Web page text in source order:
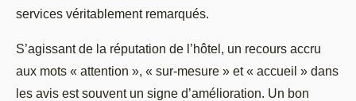
services véritablement remarqués.
S’agissant de la réputation de l’hôtel, un recours accru
aux mots « attention », « sur-mesure » et « accueil » dans
les avis est souvent un signe d’amélioration. Un bon